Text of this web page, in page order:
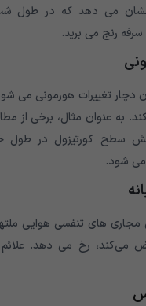
می دهد که در طول
رنج می برید.
دچار تغییرات هورمونی می
به عنوان مثال، برخی از
سطح کورتیزول در طول
می شود.
مجاری های تنفسی هوایی
می‌کند، رخ می دهد.